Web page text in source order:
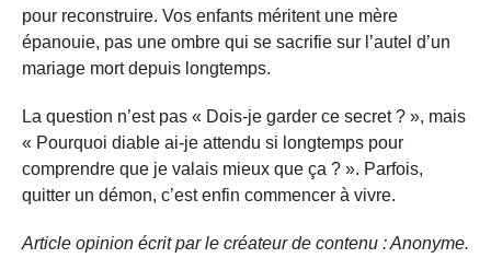
pour reconstruire. Vos enfants méritent une mère
épanouie, pas une ombre qui se sacrifie sur l’autel d’un
mariage mort depuis longtemps.
La question n’est pas « Dois-je garder ce secret ? », mais
« Pourquoi diable ai-je attendu si longtemps pour
comprendre que je valais mieux que ça ? ». Parfois,
quitter un démon, c’est enfin commencer à vivre.
Article opinion écrit par le créateur de contenu : Anonyme.